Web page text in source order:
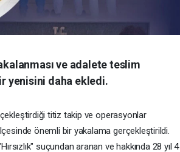
ve adalete teslim
yenisini daha ekledi.
titiz takip ve operasyonlar
önemli bir yakalama gerçekleştirildi.
suçundan aranan ve hakkında 28 yıl 4